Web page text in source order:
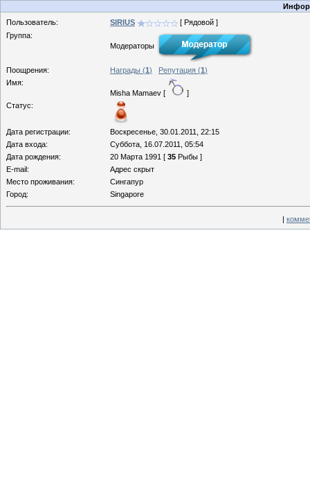
Пользователь:
SIRIUS
[ Рядовой ]
Группа:
Модераторы
Поощрения: Награды (1) Репутация (1)
Имя:
Misha Mamaev [
]
Статус:
Дата регистрации:
Воскресенье, 30.01.2011, 22:15
Дата входа:
Суббота, 16.07.2011, 05:54
Дата рождения:
20 Марта 1991 [ 35 Рыбы ]
E-mail:
Адрес скрыт
Место проживания:
Сингапур
Город:
Singapore